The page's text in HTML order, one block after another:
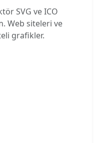
SVG ve ICO
Web siteleri ve
grafikler.